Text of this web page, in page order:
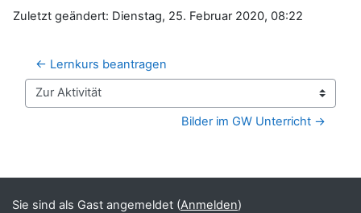
Zuletzt geändert: Dienstag, 25. Februar 2020, 08:22
← Lernkurs beantragen
Zur Aktivität
Bilder im GW Unterricht →
Ergänzungsblöcke
Sie sind als Gast angemeldet (Anmelden)